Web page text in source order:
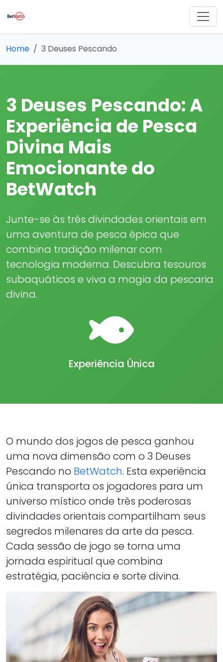
Home 3 Deuses Pescando
3 Deuses Pescando: A
Experiência de Pesca
Divina Mais
Emocionante do
BetWatch
Junte-se às três divindades orientais em
uma aventura de pesca épica que
combina tradição milenar com
tecnologia moderna. Descubra tesouros
subaquáticos e viva a magia da pescaria
divina.
Experiência Única
O mundo dos jogos de pesca ganhou
uma nova dimensão com o 3 Deuses
Pescando no BetWatch. Esta experiência
única transporta os jogadores para um
universo místico onde três poderosas
divindades orientais compartilham seus
segredos milenares da arte da pesca.
Cada sessão de jogo se torna uma
jornada espiritual que combina
estratégia, paciência e sorte divina.